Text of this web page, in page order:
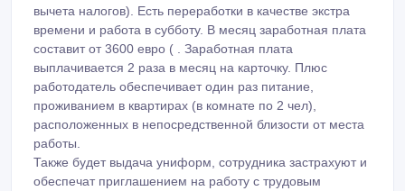
вычета налогов). Есть переработки в качестве экстра
времени и работа в субботу. В месяц заработная плата
составит от 3600 евро ( . Заработная плата
выплачивается 2 раза в месяц на карточку. Плюс
работодатель обеспечивает один раз питание,
проживанием в квартирах (в комнате по 2 чел),
расположенных в непосредственной близости от места
работы.
Также будет выдача униформ, сотрудника застрахуют и
обеспечат приглашением на работу с трудовым